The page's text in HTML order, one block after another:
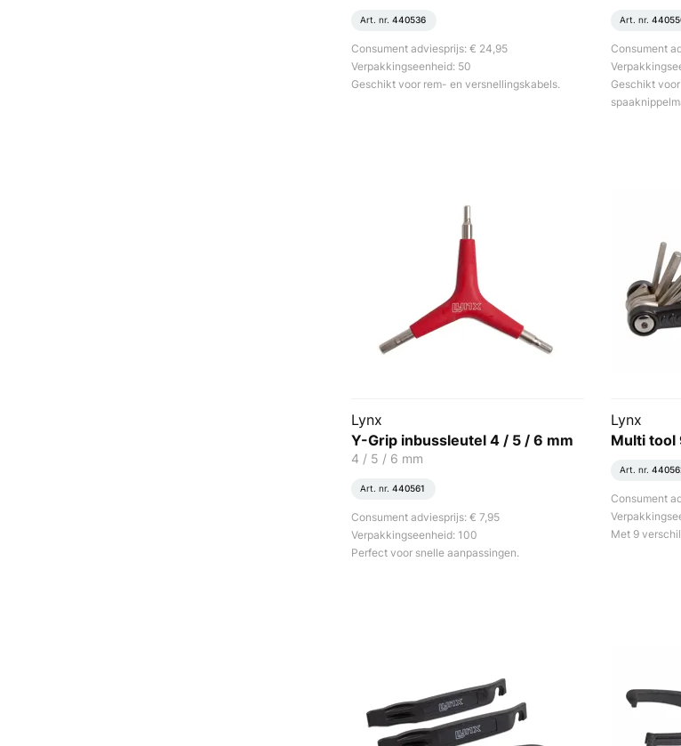
Art. nr. 440536
Consument adviesprijs: € 24,95
Verpakkingseenheid: 50
Geschikt voor rem- en versnellingskabels.
Art. nr.
Consument
Geschikt
Lynx
Y-Grip inbussleutel 4 / 5 / 6 mm
4 / 5 / 6 mm
Art. nr. 440561
Consument adviesprijs: € 7,95
Verpakkingseenheid: 100
Perfect voor snelle aanpassingen.
Lynx
Multi tool
Art. nr.
Consument
Met 9